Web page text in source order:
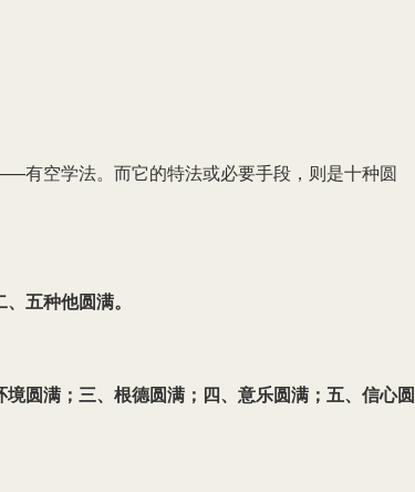
有空学法。而它的特法或必要手段，则是十种圆
五种他圆满。
圆满；三、根德圆满；四、意乐圆满；五、信心圆